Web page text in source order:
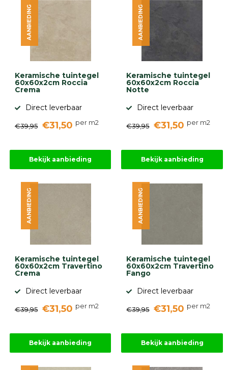
Keramische tuintegel
60x60x2cm Roccia
Crema
Direct leverbaar
€39,95 €31,50 per m2
AANBIEDING
Bekijk aanbieding
Keramische tuintegel
60x60x2cm Roccia
Notte
Direct leverbaar
€39,95 €31,50 per m2
AANBIEDING
Bekijk aanbieding
Keramische tuintegel
60x60x2cm Travertino
Crema
Direct leverbaar
€39,95 €31,50 per m2
AANBIEDING
Bekijk aanbieding
Keramische tuintegel
60x60x2cm Travertino
Fango
Direct leverbaar
€39,95 €31,50 per m2
AANBIEDING
Bekijk aanbieding